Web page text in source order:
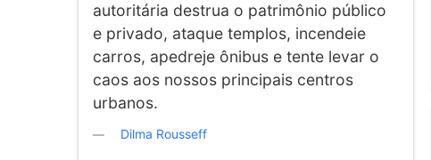
autoritária destrua o patrimônio público
e privado, ataque templos, incendeie
carros, apedreje ônibus e tente levar o
caos aos nossos principais centros
urbanos.
Dilma Rousseff